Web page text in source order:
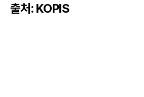
출처: KOPIS